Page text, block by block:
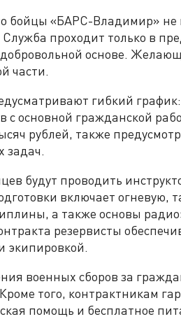
бойцы «БАРС-Владимир» не
проходит только в
основе.
части.
гибкий
с основной гражданской
рублей, также
задач.
будут проводить
включает огневую,
а также основы
резервисты
экипировкой.
военных сборов за
того, контрактникам
помощь и бесплатное